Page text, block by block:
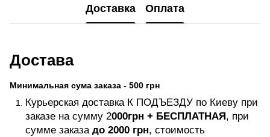
Доставка Оплата
Достава
Минимальная сума заказа - 500 грн
Курьерская доставка К ПОДЪЕЗДУ по Киеву при
заказе на сумму 2000грн + БЕСПЛАТНАЯ, при
сумме заказа до 2000 грн, стоимость